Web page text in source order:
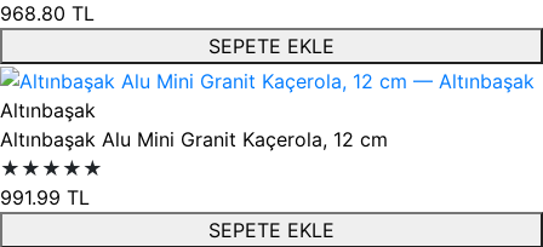
968.80 TL
SEPETE EKLE
Altınbaşak
Altınbaşak Alu Mini Granit Kaçerola, 12 cm
★★★★★
991.99 TL
SEPETE EKLE